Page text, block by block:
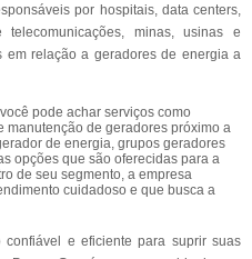
por hospitais, data centers,
telecomunicações, minas, usinas e
em relação a geradores de energia a
pode achar serviços como
manutenção de geradores próximo a
de energia, grupos geradores
opções que são oferecidas para a
de seu segmento, a empresa
cuidadoso e que busca a
e eficiente para suprir suas